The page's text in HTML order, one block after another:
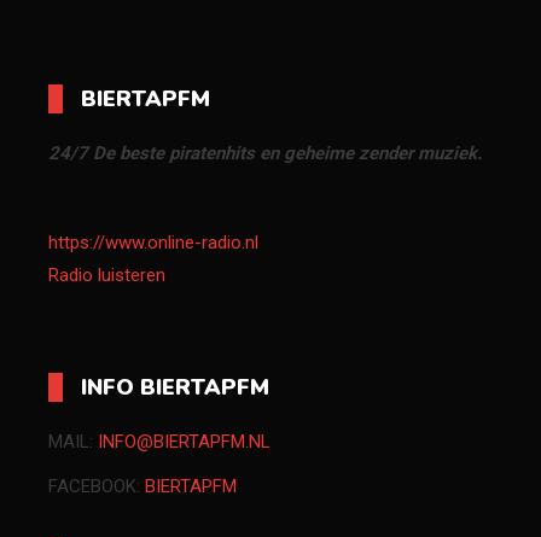
BIERTAPFM
24/7 De beste piratenhits en geheime zender muziek.
https://www.online-radio.nl
Radio luisteren
INFO BIERTAPFM
MAIL: INFO@BIERTAPFM.NL
FACEBOOK: BIERTAPFM